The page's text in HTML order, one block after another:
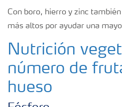
Deficiencia de nutrientes en
Con boro, hierro y zinc
más altos por ayudar una
Nutrición
número de
hueso